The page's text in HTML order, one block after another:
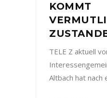
KOMMT
TELE Z aktuell
Altbach hat nach